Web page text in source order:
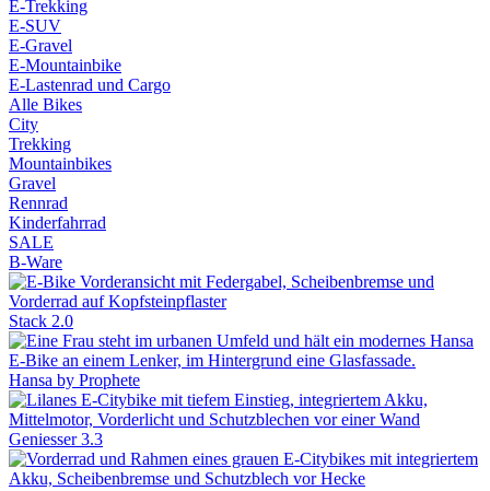
E-Trekking
E-SUV
E-Gravel
E-Mountainbike
E-Lastenrad und Cargo
Alle Bikes
City
Trekking
Mountainbikes
Gravel
Rennrad
Kinderfahrrad
SALE
B-Ware
Stack 2.0
Hansa by Prophete
Geniesser 3.3